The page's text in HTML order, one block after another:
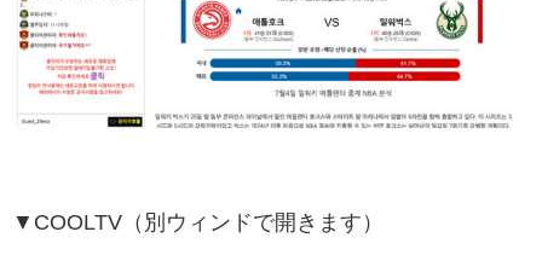
▼COOLTV（別ウィンドで開きます）